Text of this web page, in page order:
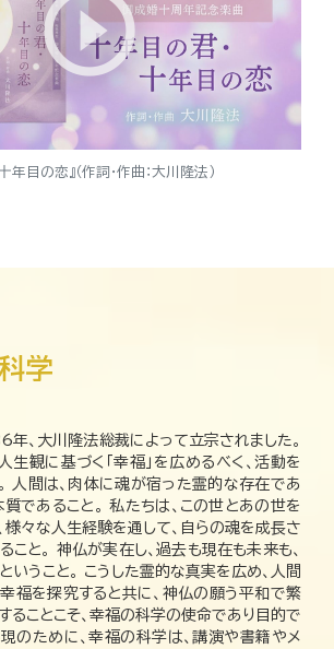
年目の恋』（作詞・作曲：大川隆法）
、大川隆法総裁によって立宗されました。
生観に基づく「幸福」を広めるべく、活動を
人間は、肉体に魂が宿った霊的な存在であ
質であること。 私たちは、この世とあの世を
様々な人生経験を通して、自らの魂を成長さ
こと。 神仏が実在し、過去も現在も未来も、
いうこと。 こうした霊的な真実を広め、人間
福を探究すると共に、神仏の願う平和で繁
ることこそ、幸福の科学の使命であり目的で
のために、幸福の科学は、講演や書籍やメ